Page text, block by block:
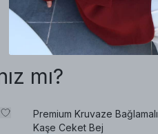
mı?
Premium Kruvaze Bağlamalı
Kaşe Ceket Bej